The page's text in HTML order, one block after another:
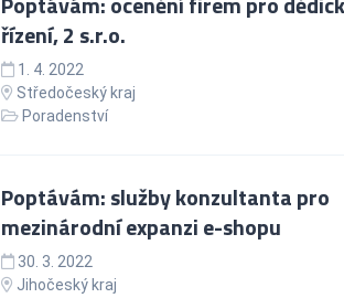
řízení, 2 s.r.o.
1. 4. 2022
Středočeský kraj
Poradenství
Poptávám: služby konzultanta pro
mezinárodní expanzi e-shopu
30. 3. 2022
Jihočeský kraj